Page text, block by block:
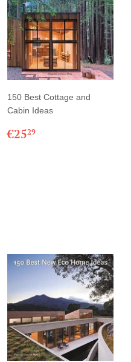
150 Best Cottage and
Cabin Ideas
PRIX
€2529